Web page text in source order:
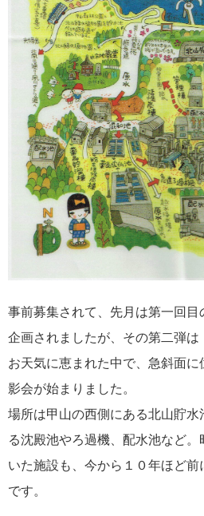
事前募集されて、先月は第一回
企画されましたが、その第二弾は
お天気に恵まれた中で、急斜面
影会が始まりました。
場所は甲山の西側にある北山貯
る沈殿池やろ過機、配水池など
いた施設も、今から１０年ほど
です。